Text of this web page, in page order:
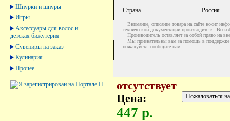
Шнурки и шнуры
Игры
Аксессуары для волос и
детская бижутерия
Сувениры на заказ
Кулинария
Прочее
Страна
Россия
Внимание, описание товара на сайте носит
технической документации производителя. Во
Производитель оставляет за собой право на
Мы признательны вам за помощь в поддержке
пожалуйста, сообщите нам.
отсутствует
Цена:
447 р.